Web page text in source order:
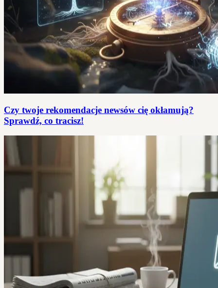
Czy twoje rekomendacje newsów cię okłamują?
Sprawdź, co tracisz!